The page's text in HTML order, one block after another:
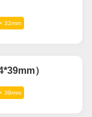
32mm
）
39mm